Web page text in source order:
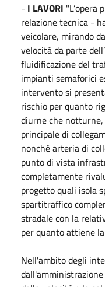
- I LAVORI "L’opera
relazione tecnica -
veicolare, mirando
velocità da parte
fluidificazione del
impianti semaforici
intervento si
rischio per quanto
diurne che
principale di
nonché arteria di
punto di vista
completamente
progetto quali isola
spartitraffico
stradale con la
per quanto attiene
Nell'ambito degli